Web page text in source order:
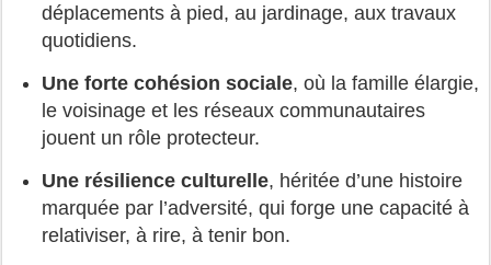
déplacements à pied, au jardinage, aux travaux
quotidiens.
Une forte cohésion sociale, où la famille élargie,
le voisinage et les réseaux communautaires
jouent un rôle protecteur.
Une résilience culturelle, héritée d’une histoire
marquée par l’adversité, qui forge une capacité à
relativiser, à rire, à tenir bon.